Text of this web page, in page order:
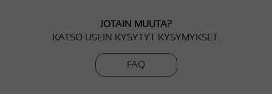
JOTAIN MUUTA?
KATSO USEIN KYSYTYT KYSYMYKSET.
FAQ